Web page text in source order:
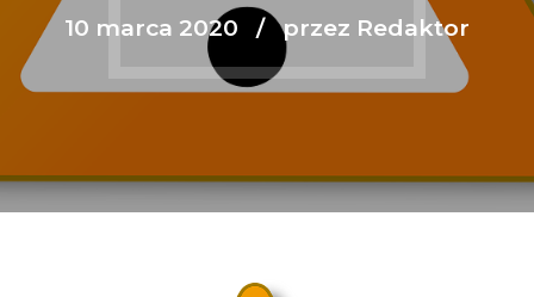
10 marca 2020 przez Redaktor